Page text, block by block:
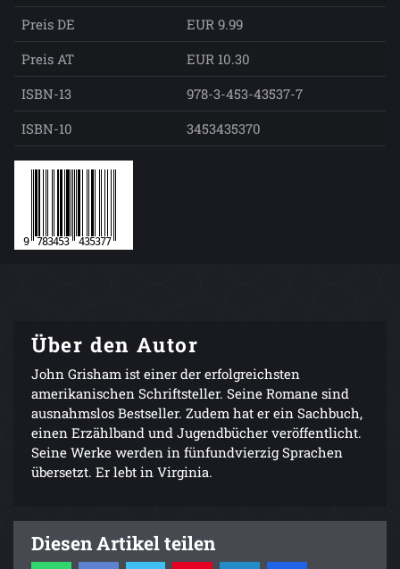
Preis DE
EUR 9.99
Preis AT
EUR 10.30
ISBN-13
978-3-453-43537-7
ISBN-10
3453435370
Über den Autor
John Grisham ist einer der erfolgreichsten
amerikanischen Schriftsteller. Seine Romane sind
ausnahmslos Bestseller. Zudem hat er ein Sachbuch,
einen Erzählband und Jugendbücher veröffentlicht.
Seine Werke werden in fünfundvierzig Sprachen
übersetzt. Er lebt in Virginia.
Diesen Artikel teilen